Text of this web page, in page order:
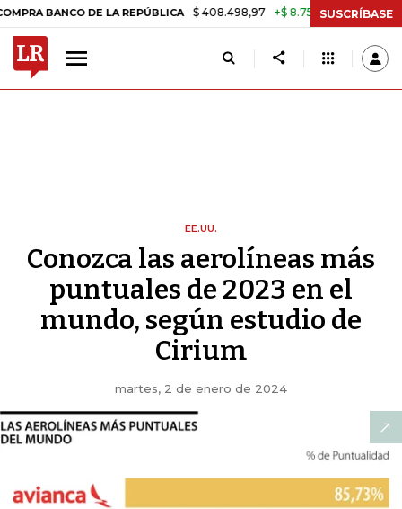
DE LA REPÚBLICA $ 408.498,97 +$ 8.753,81 +2,19% TASA DE
SUSCRÍBASE
EE.UU.
Conozca las aerolíneas más
puntuales de 2023 en el
mundo, según estudio de
Cirium
martes, 2 de enero de 2024